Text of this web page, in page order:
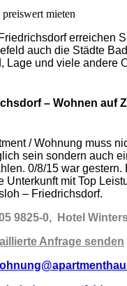
mieten
erreichen
auch die Städte
Lage und viele andere
– Wohnen auf
/ Wohnung muss
sein sondern auch
0/8/15 war gestern.
Unterkunft mit Top
– Friedrichsdorf.
9825-0, Hotel
Anfrage senden